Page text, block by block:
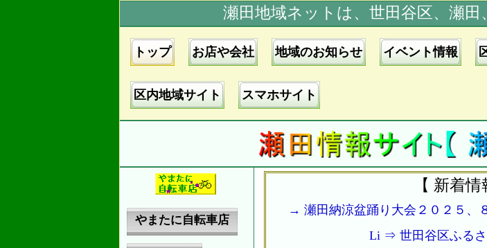
瀬田地域ネットは、世田谷区、瀬田
トップ お店や会社 地域のお知らせ イベント情報
区内地域サイト スマホサイト
やまたに自転車店
【 新着情
→ 瀬田納涼盆踊り大会２０２５、
Li ⇒ 世田谷区ふるさ